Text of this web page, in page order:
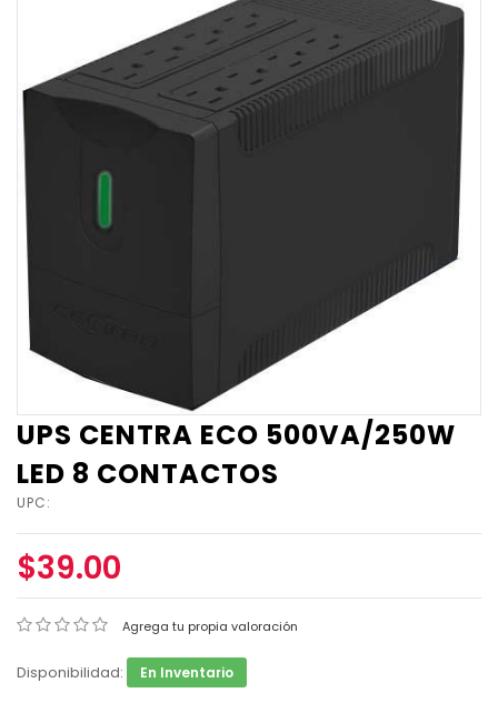
UPS CENTRA ECO 500VA/250W
LED 8 CONTACTOS
UPC:
$39.00
Agrega tu propia valoración
Disponibilidad: En Inventario